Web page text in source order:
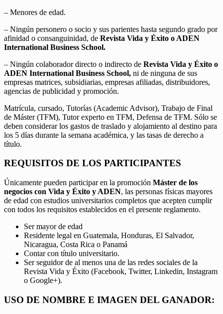
– Menores de edad.
– Ningún personero o socio y sus parientes hasta segundo grado por
afinidad o consanguinidad, de Revista Vida y Éxito o ADEN
International Business School.
– Ningún colaborador directo o indirecto de Revista Vida y Éxito o
ADEN International Business School, ni de ninguna de sus
empresas matrices, subsidiarias, empresas afiliadas, distribuidores,
agencias de publicidad y promoción.
Matrícula, cursado, Tutorías (Academic Advisor), Trabajo de Final
de Máster (TFM), Tutor experto en TFM, Defensa de TFM. Sólo se
deben considerar los gastos de traslado y alojamiento al destino para
los 5 días durante la semana académica, y las tasas de derecho a
título.
REQUISITOS DE LOS PARTICIPANTES
Únicamente pueden participar en la promoción Máster de los
negocios con Vida y Éxito y ADEN, las personas físicas mayores
de edad con estudios universitarios completos que acepten cumplir
con todos los requisitos establecidos en el presente reglamento.
Ser mayor de edad
Residente legal en Guatemala, Honduras, El Salvador,
Nicaragua, Costa Rica o Panamá
Contar con título universitario.
Ser seguidor de al menos una de las redes sociales de la
Revista Vida y Éxito (Facebook, Twitter, Linkedin, Instagram
o Google+).
USO DE NOMBRE E IMAGEN DEL GANADOR: